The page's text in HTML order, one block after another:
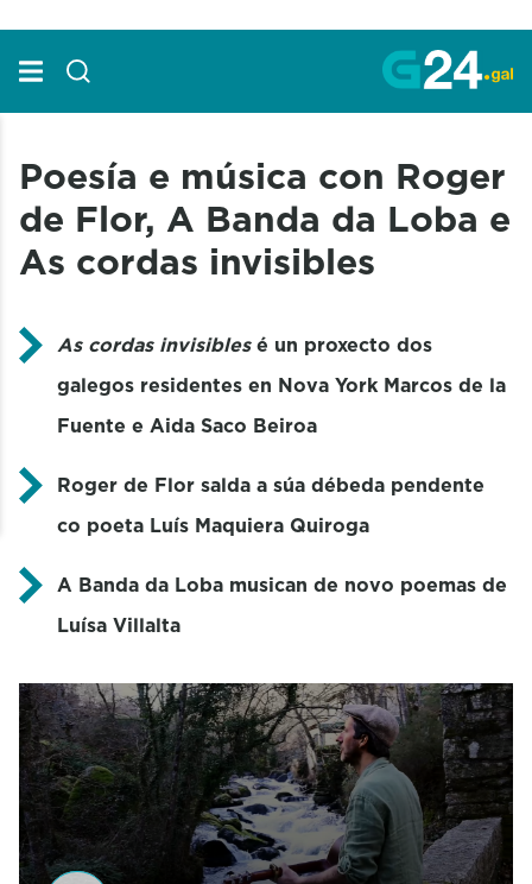
Poesía e música con Roger
de Flor, A Banda da Loba e
As cordas invisibles
As cordas invisiblesé un proxecto dos
galegos residentes en Nova York Marcos de la
Fuente e Aida Saco Beiroa
Roger de Flor salda a súa débeda pendente
co poeta Luís Maquiera Quiroga
A Banda da Loba musican de novo poemas de
Luísa Villalta